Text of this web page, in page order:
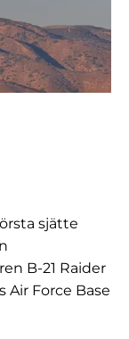
sjätte
B-21 Raider
Force Base